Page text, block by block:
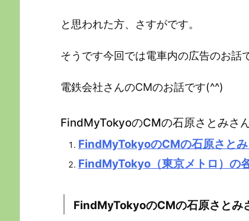
と思われた方、さすがです。
そうです今回では電車内の広告のお話
電鉄会社さんのCMのお話です(^^)
FindMyTokyoのCMの石原さとみさ
FindMyTokyoのCMの石原さとみ
FindMyTokyo（東京メトロ）の
FindMyTokyoのCMの石原さとみ